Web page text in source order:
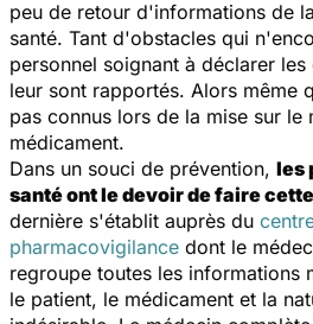
peu de retour d'informations de
santé. Tant d'obstacles qui
personnel soignant à déclarer
leur sont rapportés. Alors même
pas connus lors de la mise sur le
médicament.
Dans un souci de prévention, les
santé ont le devoir de faire
dernière s'établit auprès du
pharmacovigilance dont le
regroupe toutes les informations
le patient, le médicament et la